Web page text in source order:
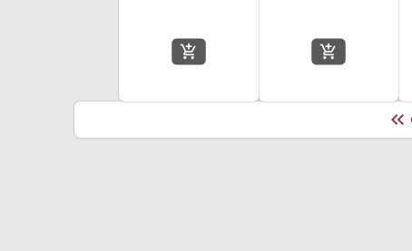
add_shopping_cart
add_shopping_cart
keyboard_double_arrow_left